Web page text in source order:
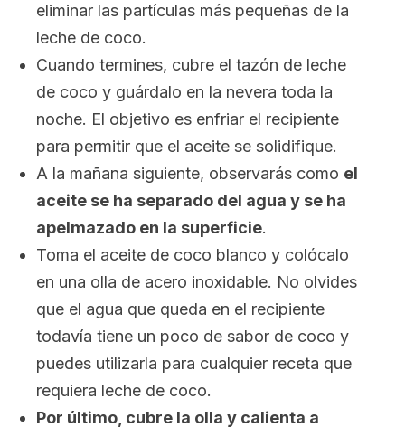
eliminar las partículas más pequeñas de la
leche de coco.
Cuando termines, cubre el tazón de leche
de coco y guárdalo en la nevera toda la
noche. El objetivo es enfriar el recipiente
para permitir que el aceite se solidifique.
A la mañana siguiente, observarás como el
aceite se ha separado del agua y se ha
apelmazado en la superficie.
Toma el aceite de coco blanco y colócalo
en una olla de acero inoxidable. No olvides
que el agua que queda en el recipiente
todavía tiene un poco de sabor de coco y
puedes utilizarla para cualquier receta que
requiera leche de coco.
Por último, cubre la olla y calienta a